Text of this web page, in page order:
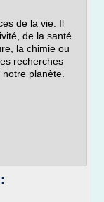
de la vie. Il
de la santé
la chimie ou
recherches
planète.